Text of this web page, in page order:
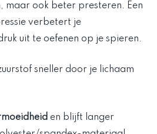
maar ook beter presteren. Een
verbetert je
uit te oefenen op je spieren.
sneller door je lichaam
en blijft langer